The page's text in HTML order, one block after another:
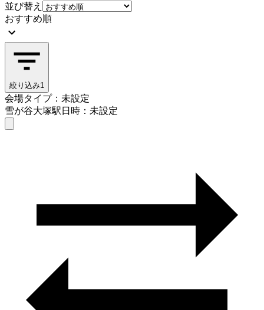
並び替え
おすすめ順
絞り込み1
会場タイプ：未設定
雪が谷大塚駅日時：未設定